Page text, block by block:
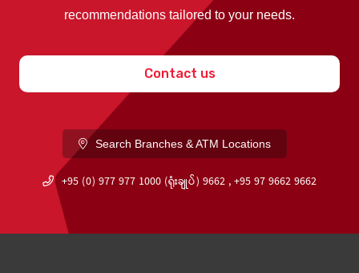
recommendations tailored to your needs.
Contact us
Search Branches & ATM Locations
+95 (0) 977 977 1000 (ရုံးချုပ်) 9662 , +95 97 9662 9662